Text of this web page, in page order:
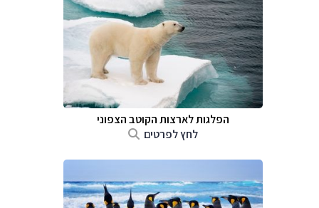
הפלגות לארצות הקוטב הצפוני
לחץ לפרטים